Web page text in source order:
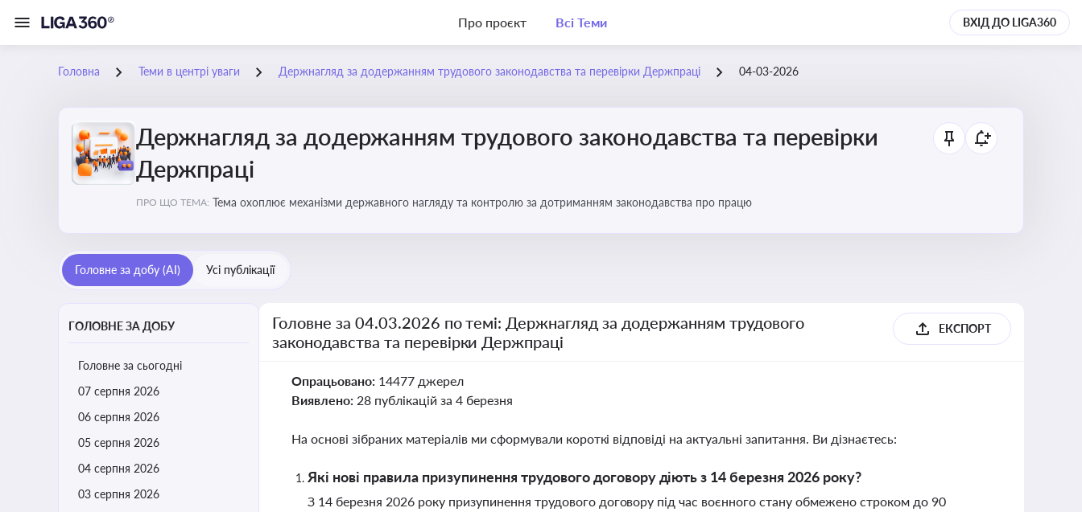
Про проєкт Всі Теми ВХІД ДО LIGA360
Головна Теми в центрі уваги Держнагляд за додержанням трудового законодавства та перевірки Держпраці 04-03-2026
Держнагляд за додержанням трудового законодавства та перевірки
Держпраці
ПРО ЩО ТЕМА: Тема охоплює механізми державного нагляду та контролю за дотриманням законодавства про працю
Головне за добу (AI) Усі публікації
ГОЛОВНЕ ЗА ДОБУ
Головне за сьогодні
07 серпня 2026
06 серпня 2026
05 серпня 2026
04 серпня 2026
03 серпня 2026
Головне за 04.03.2026 по темі: Держнагляд за додержанням трудового
законодавства та перевірки Держпраці
ЕКСПОРТ
Опрацьовано: 14477 джерел
Виявлено: 28 публікацій за 4 березня
На основі зібраних матеріалів ми сформували короткі відповіді на актуальні запитання. Ви дізнаєтесь:
Які нові правила призупинення трудового договору діють з 14 березня 2026 року?
З 14 березня 2026 року призупинення трудового договору під час воєнного стану обмежено строком до 90